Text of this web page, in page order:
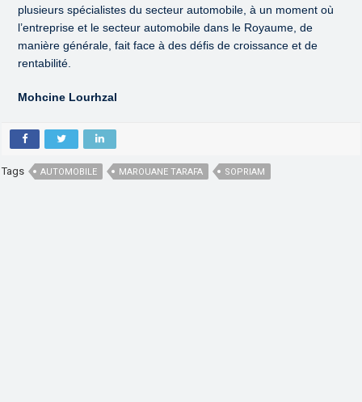
plusieurs spécialistes du secteur automobile, à un moment où
l’entreprise et le secteur automobile dans le Royaume, de
manière générale, fait face à des défis de croissance et de
rentabilité.
Mohcine Lourhzal
Tags AUTOMOBILE MAROUANE TARAFA SOPRIAM